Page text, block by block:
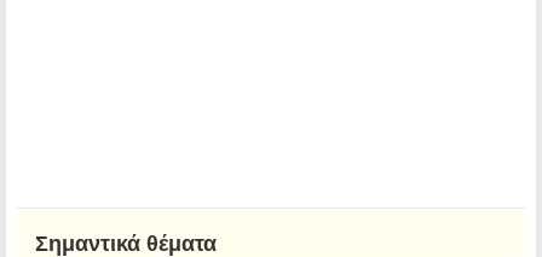
Σημαντικά θέματα